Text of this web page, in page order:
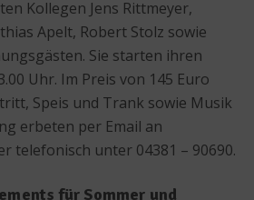
Kollegen Jens Rittmeyer,
Apelt, Robert Stolz sowie
Sie starten ihren
Uhr. Im Preis von 145 Euro
Speis und Trank sowie Musik
erbeten per Email an
telefonisch unter 04381 – 90690.
für Sommer und